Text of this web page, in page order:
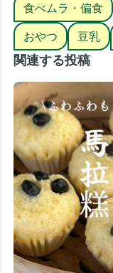
食べムラ・偏食
おやつ
豆乳
関連する投稿